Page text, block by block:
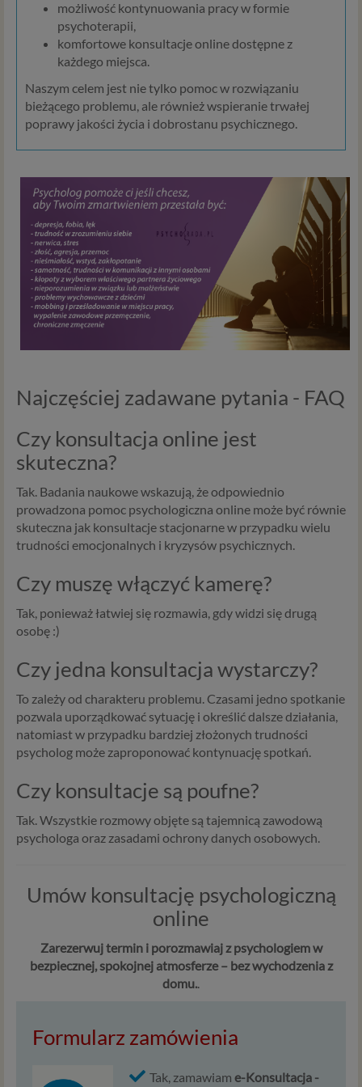
możliwość kontynuowania pracy w formie
psychoterapii,
komfortowe konsultacje online dostępne z
każdego miejsca.
Naszym celem jest nie tylko pomoc w rozwiązaniu
bieżącego problemu, ale również wspieranie trwałej
poprawy jakości życia i dobrostanu psychicznego.
Najczęściej zadawane pytania - FAQ
Czy konsultacja online jest
skuteczna?
Tak. Badania naukowe wskazują, że odpowiednio
prowadzona pomoc psychologiczna online może być równie
skuteczna jak konsultacje stacjonarne w przypadku wielu
trudności emocjonalnych i kryzysów psychicznych.
Czy muszę włączyć kamerę?
Tak, ponieważ łatwiej się rozmawia, gdy widzi się drugą
osobę :)
Czy jedna konsultacja wystarczy?
To zależy od charakteru problemu. Czasami jedno spotkanie
pozwala uporządkować sytuację i określić dalsze działania,
natomiast w przypadku bardziej złożonych trudności
psycholog może zaproponować kontynuację spotkań.
Czy konsultacje są poufne?
Tak. Wszystkie rozmowy objęte są tajemnicą zawodową
psychologa oraz zasadami ochrony danych osobowych.
Umów konsultację psychologiczną
online
Zarezerwuj termin i porozmawiaj z psychologiem w
bezpiecznej, spokojnej atmosferze – bez wychodzenia z
domu.
Formularz zamówienia
Tak, zamawiame-Konsultacja -
sprawdzenie, czy do Twojego konta nie loguje się
nieuprawniona osoba), dokonanie pomiarów
statystycznych, ulepszania naszych usług i
dopasowania ich do potrzeb i wygody
użytkowników (np. personalizowanie treści w
usługach) jak również prowadzenie marketingu i
promocji własnych usług administratora
materiały na ten temat w Psychorada.pl to możemy
Ci wyświetlić reklamę na podobny temat).
Twoja dobrowolna zgoda. Aby móc pokazać
interesujące Cię oferty reklamowe (np. produktu lub
usługi, których możesz potrzebować) reklamodawcy
i ich przedstawiciele muszą mieć możliwość
przetwarzania Twoich danych. Udzielenie takiej
zgody jest całkowicie dobrowolne, i jeśli nie chcesz,
nie musisz jej udzielać. Dzięki naszemu rozwiązaniu
masz również możliwość ograniczenia zakresu lub
zmiany zgody w dowolnym momencie.
wyłącznie w przypadku posiadania przez nas lub inny
przez RODO podstaw prawnych i wyłącznie w celu
dostosowanym do danej podstawy, zgodnie z opisem
powyżej. Twoje dane przetwarzane będą do czasu
istnienia podstawy do ich przetwarzania – czyli w
przypadku udzielenia zgody do momentu jej cofnięcia,
ograniczenia lub innych działań z Twojej strony
ograniczających tę zgodę, w przypadku niezbędności
danych do wykonania umowy – przez czas jej
wykonywania, a w przypadku, gdy podstawą
przetwarzania danych jest uzasadniony interes
administratora – do czasu istnienia tego uzasadnionego
interesu.
Administratorzy
Administratorami Twoich danych osobowych Psychology
Consulting Aneta Styńska właściciel serwisu
internetowego Psychorada.pl. Pełne dane administratora
możesz sprawdzić wchodząc na podstrone Kontakt.
Znajdziesz tam również informację o naszych Zaufanych
Partnerach, czyli firmach i innych podmiotów, z którymi
współpracujemy głównie w zakresie administracyjnym,
technologicznym koniecznym do prowadzenia serwisu i
marketingowym.
Twoje dane będą przetwarzać Psychology Consulting
właściciel serwisu Psychorada.pl i Zaufani Partnerzy.
Twoje dane mogą być również powierzone do
przetwarzania innym podmiotom. W każdym takim
przypadku przekazanie danych nie uprawnia ich odbiorcy
do dowolnego korzystania z nich, a jedynie do korzystania
na ogół w przypadku współpracy z podwykonawcą (np.
usług przechowywania danych). Dzięki temu możemy np.